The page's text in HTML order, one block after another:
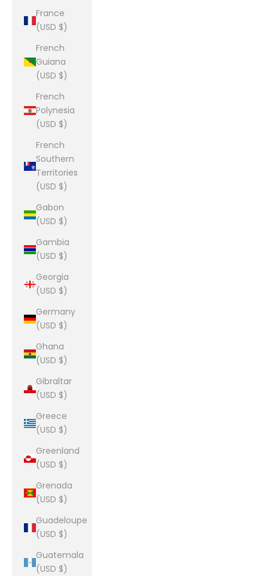
France
(USD $)
French
Guiana
(USD $)
French
Polynesia
(USD $)
French
Southern
Territories
(USD $)
Gabon
(USD $)
Gambia
(USD $)
Georgia
(USD $)
Germany
(USD $)
Ghana
(USD $)
Gibraltar
(USD $)
Greece
(USD $)
Greenland
(USD $)
Grenada
(USD $)
Guadeloupe
(USD $)
Guatemala
(USD $)